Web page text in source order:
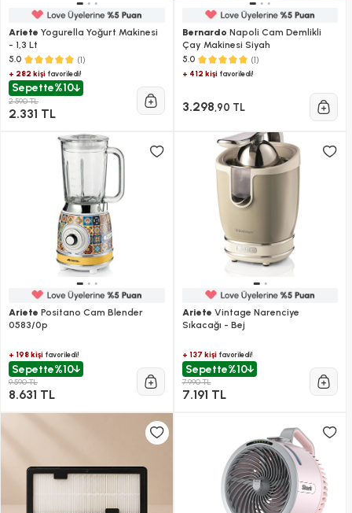
Ariete Yogurella Yoğurt Makinesi
- 1,3 Lt
5.0 (1)
+ 282 kişi favoriledi!
Sepette%10
2.590 TL
2.331 TL
Bernardo Napoli Cam Demlikli
Çay Makinesi Siyah
5.0 (1)
+ 412 kişifavoriledi!
3.298,90 TL
Ariete Positano Cam Blender
0583/0p
+ 198 kişi favoriledi!
Sepette%10
9.590 TL
8.631 TL
Ariete Vintage Narenciye
Sıkacağı - Bej
+ 137 kişifavoriledi!
Sepette%10
7.990 TL
7.191 TL